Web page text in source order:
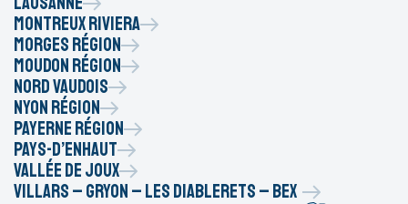
Montreux Riviera
Morges Région
Moudon Région
Nord vaudois
Nyon Région
Payerne Région
Pays-d’Enhaut
Vallée de Joux
Villars – Gryon – Les Diablerets – Bex